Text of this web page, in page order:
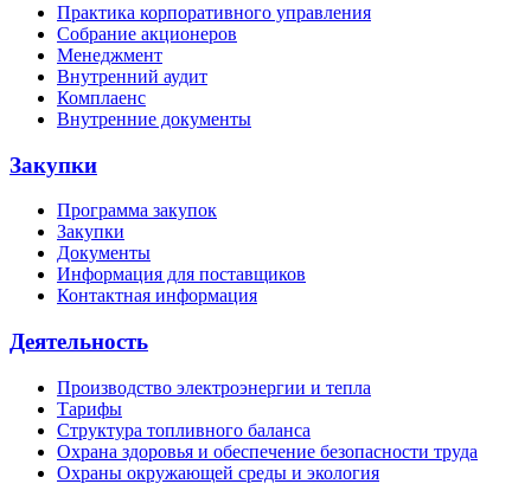
Практика корпоративного управления
Собрание акционеров
Менеджмент
Внутренний аудит
Комплаенс
Внутренние документы
Закупки
Программа закупок
Закупки
Документы
Информация для поставщиков
Контактная информация
Деятельность
Производство электроэнергии и тепла
Тарифы
Структура топливного баланса
Охрана здоровья и обеспечение безопасности труда
Охраны окружающей среды и экология